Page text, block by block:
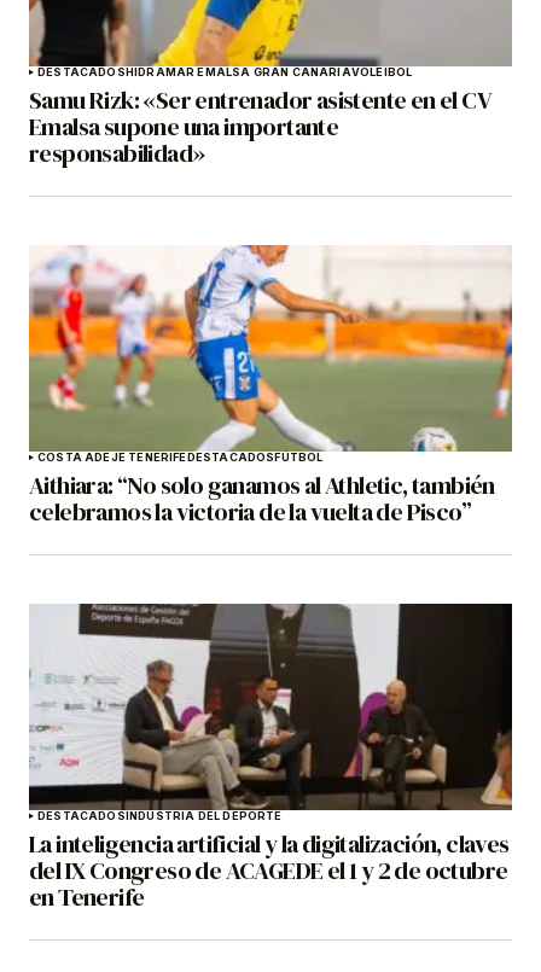
DESTACADOSHIDRAMAR EMALSA GRAN CANARIAVOLEIBOL
Samu Rizk: «Ser entrenador asistente en el CV
Emalsa supone una importante
responsabilidad»
COSTA ADEJE TENERIFEDESTACADOSFÚTBOL
Aithiara: “No solo ganamos al Athletic, también
celebramos la victoria de la vuelta de Pisco”
DESTACADOSINDUSTRIA DEL DEPORTE
La inteligencia artificial y la digitalización, claves
del IX Congreso de ACAGEDE el 1 y 2 de octubre
en Tenerife